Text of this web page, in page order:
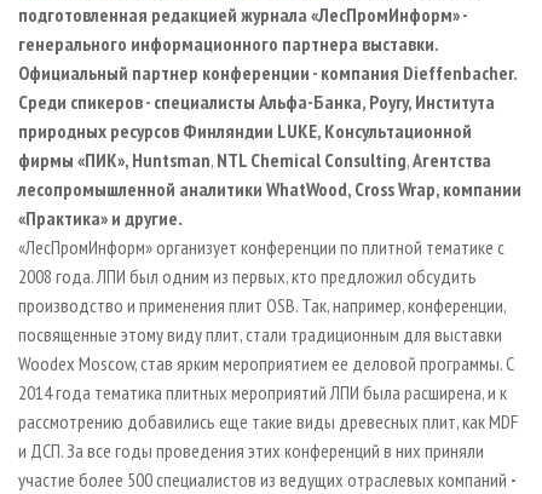
БИОЭНЕРГЕТИКА
ЦБП
ИНСТРУМЕНТ И МАТЕРИАЛЫ
RUSSIAN FORESTRY REVIEW
ГАЗЕТА ЛЕСПРОМФОРУМ
БИБЛИОТЕКА СПЕЦИАЛИСТА
подготовленная редакцией журнала «ЛесПромИнформ» -
генерального информационного партнера выставки.
Официальный партнер конференции - компания Dieffenbacher.
Среди спикеров - специалисты Альфа-Банка, Poyry, Института
природных ресурсов Финляндии LUKE, Консультационной
фирмы «ПИК», Huntsman, NTL Chemical Consulting,Агентства
лесопромышленной аналитики WhatWood, Cross Wrap, компании
«Практика» и другие.
«ЛесПромИнформ» организует конференции по плитной тематике с
2008 года. ЛПИ был одним из первых, кто предложил обсудить
производство и применения плит OSB. Так, например, конференции,
посвященные этому виду плит, стали традиционным для выставки
Woodex Moscow, став ярким мероприятием ее деловой программы. С
2014 года тематика плитных мероприятий ЛПИ была расширена, и к
рассмотрению добавились еще такие виды древесных плит, как MDF
и ДСП. За все годы проведения этих конференций в них приняли
участие более 500 специалистов из ведущих отраслевых компаний -